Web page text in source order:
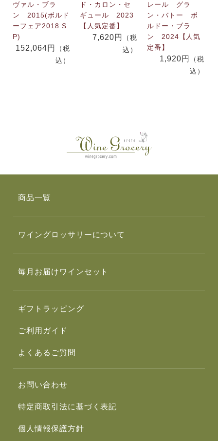
ヴァル・ブラ
ン 2015(ボルド
ーフェア2018 S
P)
152,064円
（税
込）
ド・カロン・セ
ギュール 2023
【人気定番】
7,620円
（税
込）
レール グラ
ン・バトー ボ
ルドー・ブラ
ン 2024【人気
定番】
1,920円
（税
込）
商品一覧
ワイングロッサリーについて
毎月お届けワインセット
ギフトラッピング
ご利用ガイド
よくあるご質問
お問い合わせ
特定商取引法に基づく表記
個人情報保護方針